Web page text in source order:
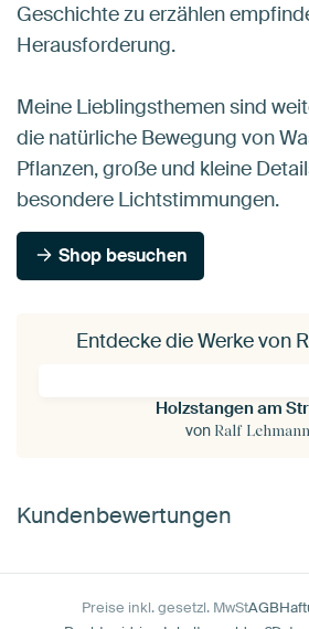
Geschichte zu erzählen
Herausforderung.
Meine Lieblingsthemen sind
die natürliche Bewegung von
Pflanzen, große und kleine
besondere Lichtstimmungen.
Shop besuchen
Entdecke die Werke von
Holzstangen am
von Ralf Lehmann
Kundenbewertungen
Preise inkl. gesetzl. MwStAGB